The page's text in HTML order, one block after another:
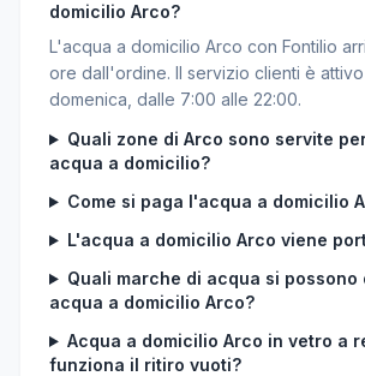
domicilio Arco?
L'acqua a domicilio Arco con Fontilio
ore dall'ordine. Il servizio clienti è
domenica, dalle 7:00 alle 22:00.
Quali zone di Arco sono servite
acqua a domicilio?
Come si paga l'acqua a domicilio
L'acqua a domicilio Arco viene
Quali marche di acqua si
acqua a domicilio Arco?
Acqua a domicilio Arco in vetro a
funziona il ritiro vuoti?